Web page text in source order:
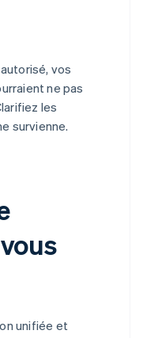
vos
ne pas
les
survienne.
unifiée et